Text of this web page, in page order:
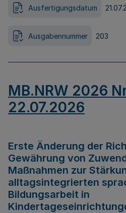
Ausfertigungsdatum
Ausgabennummer 203
MB.NRW 2026
22.07.2026
Erste Änderung der
Gewährung von
Maßnahmen zur
alltagsintegrierten
Bildungsarbeit in